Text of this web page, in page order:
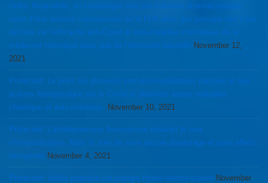
Delta. Meanwhile, un cardiologue très pro-industrie pharmaceutique
vient d’être nommé commissaire de la FDA alors que presque rien n’est
déclaré sur l’efficacité anti-Covid et anti-maladies chroniques de la
médecine holistique ainsi que de l’immunité naturelle November 12,
2021
Protected: Le point sur plusieurs immuno-modulateurs naturels et leur
actions thérapeutique sur le Covid et plusieurs autres maladies
chronique et auto-immunes.
November 10, 2021
Protected: L’antidepresseur fluvoxamine réduirait le taux
d’hospitalisation. Mais la Joie de vivre encore davantage et sans effets
iatrogènes November 4, 2021
Protected: Voilier propulsé via énergie Hydro-électro-solaire November